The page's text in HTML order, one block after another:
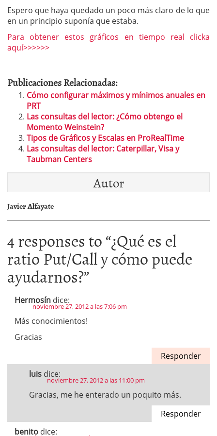
Espero que haya quedado un poco más claro de lo que
en un principio suponía que estaba.
Para obtener estos gráficos en tiempo real clicka
aquí>>>>>>
Publicaciones Relacionadas:
Cómo configurar máximos y mínimos anuales en
PRT
Las consultas del lector: ¿Cómo obtengo el
Momento Weinstein?
Tipos de Gráficos y Escalas en ProRealTime
Las consultas del lector: Caterpillar, Visa y
Taubman Centers
Autor
Javier Alfayate
4 responses to “¿Qué es el
ratio Put/Call y cómo puede
ayudarnos?”
Hermosín dice:
noviembre 27, 2012 a las 7:06 pm
Más conocimientos!
Gracias
Responder
luis dice:
noviembre 27, 2012 a las 11:00 pm
Gracias, me he enterado un poquito más.
Responder
benito dice: